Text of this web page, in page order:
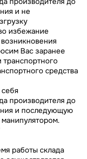
и не
избежание
Вас заранее
транспортного
средства
производителя до
и последующую
манипулятором.
работы склада